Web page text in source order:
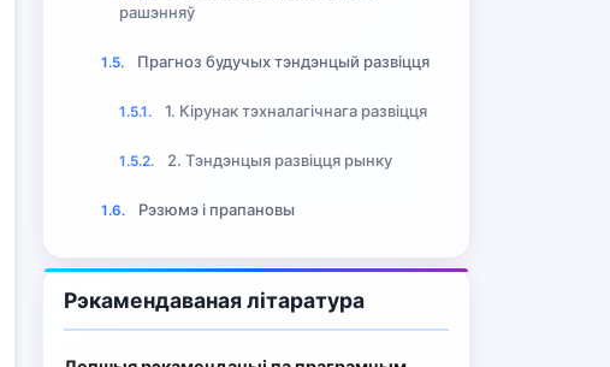
рашэнняў
1.5. Прагноз будучых тэндэнцый развіцця
1.5.1. 1. Кірунак тэхналагічнага развіцця
1.5.2. 2. Тэндэнцыя развіцця рынку
1.6. Рэзюмэ і прапановы
Рэкамендаваная літаратура